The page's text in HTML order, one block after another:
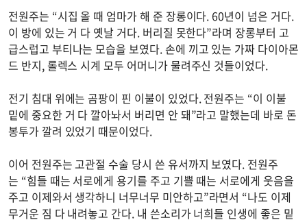
전원주는 “시집 올 때 엄마가 해 준 장롱이다. 60년이 넘은 거다.
이 방에 있는 거 다 옛날 거다. 버리질 못한다”라며 장롱부터 고
급스럽고 부티나는 모습을 보였다. 손에 끼고 있는 가짜 다이아몬
드 반지, 롤렉스 시계 모두 어머니가 물려주신 것들이었다.
전기 침대 위에는 곰팡이 핀 이불이 있었다. 전원주는 “이 이불
밑에 중요한 거 다 깔아놔서 버리면 안 돼”라고 말했는데 바로 돈
봉투가 깔려 있었기 때문이었다.
이어 전원주는 고관절 수술 당시 쓴 유서까지 보였다. 전원주
는 “힘들 때는 서로에게 용기를 주고 기쁠 때는 서로에게 웃음을
주고 이제와서 생각하니 너무너무 미안하고”라면서 “나도 이제
무거운 짐 다 내려놓고 간다. 내 쓴소리가 너희들 인생에 좋은 밑